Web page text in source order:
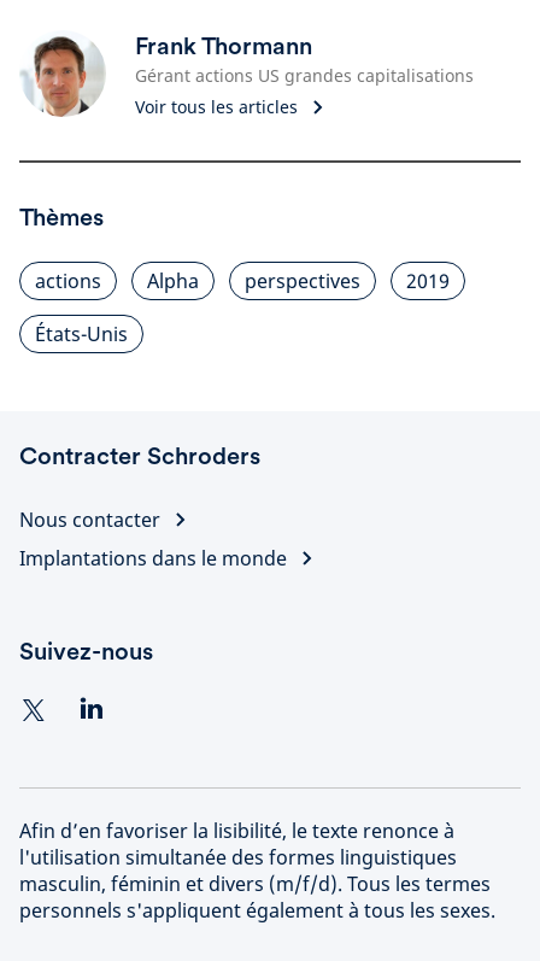
Frank Thormann
Gérant actions US grandes capitalisations
Voir tous les articles
Thèmes
actions Alpha perspectives
2019
États-Unis
Contracter Schroders
Nous contacter
Implantations dans le monde
Suivez-nous
Afin d’en favoriser la lisibilité, le texte renonce à
l'utilisation simultanée des formes linguistiques
masculin, féminin et divers (m/f/d). Tous les termes
personnels s'appliquent également à tous les sexes.